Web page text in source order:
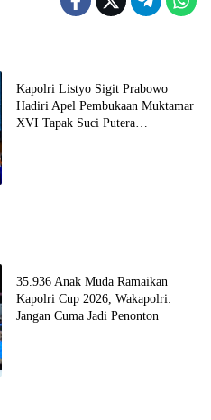
Kapolri Listyo Sigit Prabowo
Hadiri Apel Pembukaan Muktamar
XVI Tapak Suci Putera
35.936 Anak Muda Ramaikan
Kapolri Cup 2026, Wakapolri:
Jangan Cuma Jadi Penonton